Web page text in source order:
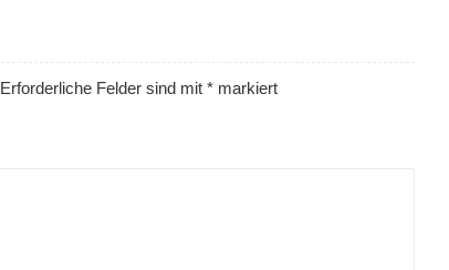
Erforderliche Felder sind mit * markiert